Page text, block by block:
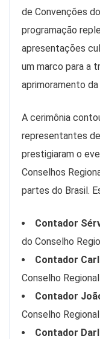
de Convenções
programação
apresentações
um marco para a
aprimoramento
A cerimônia
representantes
prestigiaram o
Conselhos
partes do Brasil.
Contador
do Conselho
Contador
Conselho
Contador
Conselho
Contador